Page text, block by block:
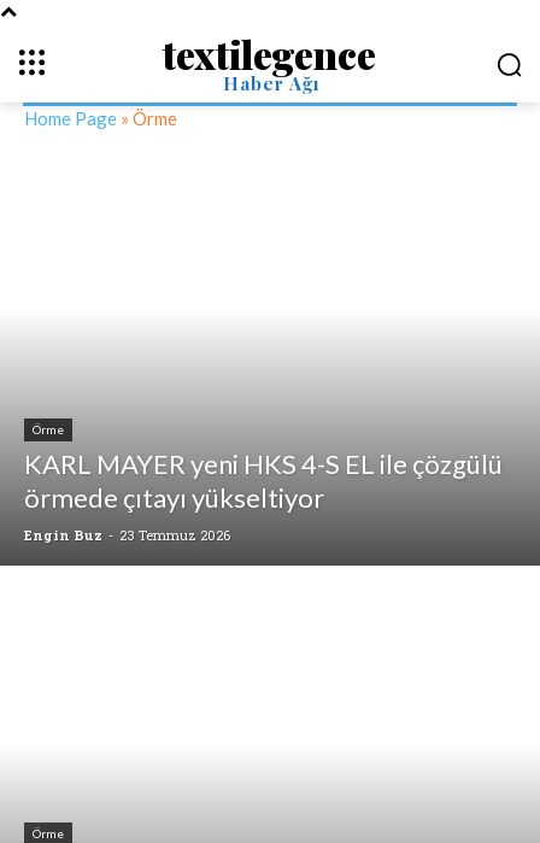
textilegence
Haber Ağı
Home Page » Örme
Örme
KARL MAYER yeni HKS 4-S EL ile çözgülü
örmede çıtayı yükseltiyor
Engin Buz - 23 Temmuz 2026
Örme